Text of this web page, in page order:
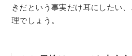
きだという事実だけ耳にしたい
理でしょう。